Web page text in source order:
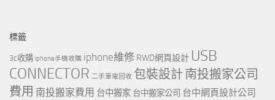
標籤
3c收購 iphone手機收購 iphone維修 RWD網頁設計 USB
CONNECTOR 二手筆電回收 包裝設計 南投搬家公司
費用 南投搬家費用 台中搬家 台中搬家公司 台中網頁設計公司